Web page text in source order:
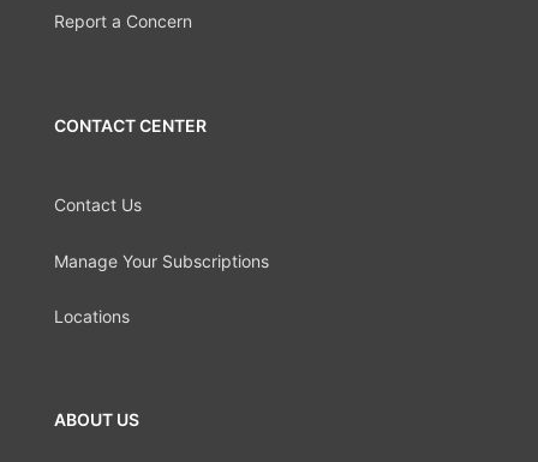
Report a Concern
CONTACT CENTER
Contact Us
Manage Your Subscriptions
Locations
ABOUT US